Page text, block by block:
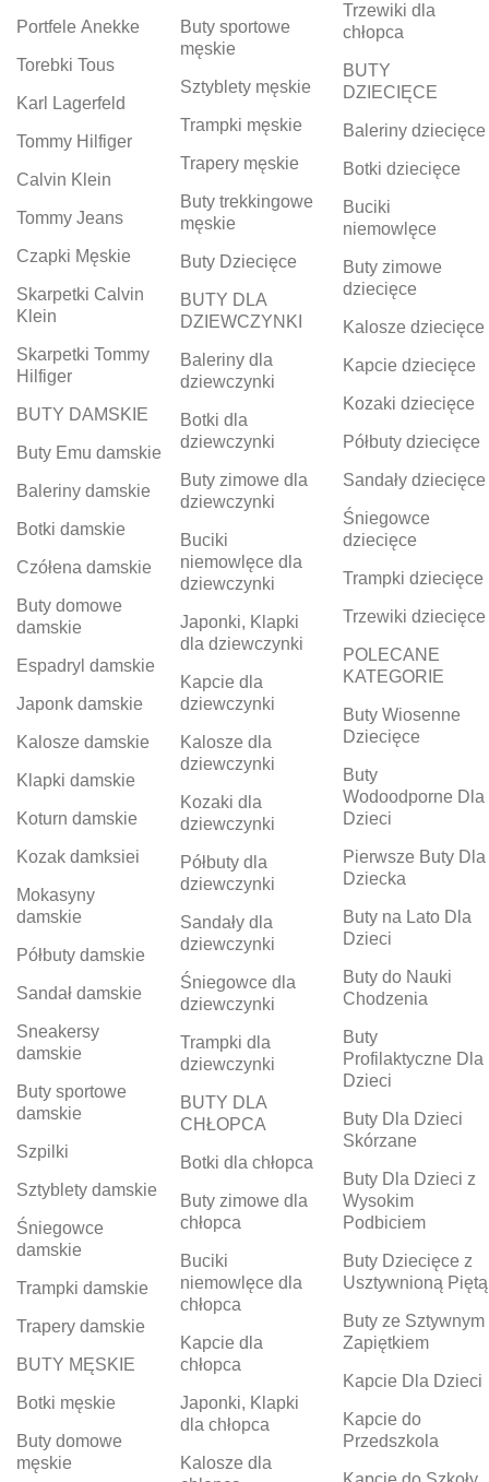
Portfele Anekke
Torebki Tous
Karl Lagerfeld
Tommy Hilfiger
Calvin Klein
Tommy Jeans
Czapki Męskie
Skarpetki Calvin
Klein
Skarpetki Tommy
Hilfiger
BUTY DAMSKIE
Buty Emu damskie
Baleriny damskie
Botki damskie
Czółena damskie
Buty domowe
damskie
Espadryl damskie
Japonk damskie
Kalosze damskie
Klapki damskie
Koturn damskie
Kozak damksiei
Mokasyny
damskie
Półbuty damskie
Sandał damskie
Sneakersy
damskie
Buty sportowe
damskie
Szpilki
Sztyblety damskie
Śniegowce
damskie
Trampki damskie
Trapery damskie
BUTY MĘSKIE
Botki męskie
Buty domowe
męskie
Buty sportowe
męskie
Sztyblety męskie
Trampki męskie
Trapery męskie
Buty trekkingowe
męskie
Buty Dziecięce
BUTY DLA
DZIEWCZYNKI
Baleriny dla
dziewczynki
Botki dla
dziewczynki
Buty zimowe dla
dziewczynki
Buciki
niemowlęce dla
dziewczynki
Japonki, Klapki
dla dziewczynki
Kapcie dla
dziewczynki
Kalosze dla
dziewczynki
Kozaki dla
dziewczynki
Półbuty dla
dziewczynki
Sandały dla
dziewczynki
Śniegowce dla
dziewczynki
Trampki dla
dziewczynki
BUTY DLA
CHŁOPCA
Botki dla chłopca
Buty zimowe dla
chłopca
Buciki
niemowlęce dla
chłopca
Kapcie dla
chłopca
Japonki, Klapki
dla chłopca
Kalosze dla
Trzewiki dla
chłopca
BUTY
DZIECIĘCE
Baleriny dziecięce
Botki dziecięce
Buciki
niemowlęce
Buty zimowe
dziecięce
Kalosze dziecięce
Kapcie dziecięce
Kozaki dziecięce
Półbuty dziecięce
Sandały dziecięce
Śniegowce
dziecięce
Trampki dziecięce
Trzewiki dziecięce
POLECANE
KATEGORIE
Buty Wiosenne
Dziecięce
Buty
Wodoodporne Dla
Dzieci
Pierwsze Buty Dla
Dziecka
Buty na Lato Dla
Dzieci
Buty do Nauki
Chodzenia
Buty
Profilaktyczne Dla
Dzieci
Buty Dla Dzieci
Skórzane
Buty Dla Dzieci z
Wysokim
Podbiciem
Buty Dziecięce z
Usztywnioną Piętą
Buty ze Sztywnym
Zapiętkiem
Kapcie Dla Dzieci
Kapcie do
Przedszkola